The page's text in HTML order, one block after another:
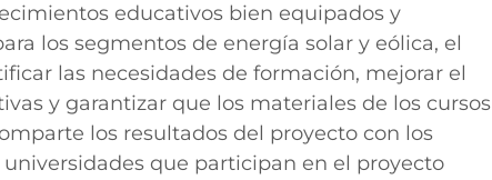
educativos bien equipados y
los segmentos de energía solar y eólica, el
las necesidades de formación, mejorar el
y garantizar que los materiales de los cursos
los resultados del proyecto con los
que participan en el proyecto